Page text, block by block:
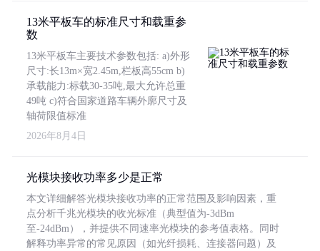
13米平板车的标准尺寸和载重参
数
13米平板车主要技术参数包括: a)外形
尺寸:长13m×宽2.45m,栏板高55cm b)
承载能力:标载30-35吨,最大允许总重
49吨 c)符合国家道路车辆外廓尺寸及
轴荷限值标准
2026年8月4日
光模块接收功率多少是正常
本文详细解答光模块接收功率的正常范围及影响因素，重
点分析千兆光模块的收光标准（典型值为-3dBm
至-24dBm），并提供不同速率光模块的参考值表格。同时
解释功率异常的常见原因（如光纤损耗、连接器问题）及